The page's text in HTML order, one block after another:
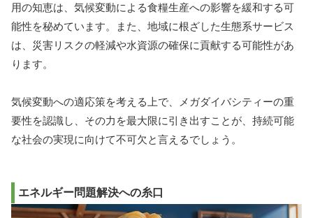
用の知恵は、気候変動による食糧生産への影響を緩和する可
能性を秘めています。また、地域に根ざした生態系サービス
は、災害リスクの軽減や水資源の確保に貢献する可能性があ
ります。
気候変動への適応策を考える上で、メガダイバシティーの重
要性を認識し、その力を最大限に引き出すことが、持続可能
な社会の実現に向けて不可欠と言えるでしょう。
エネルギー問題解決への糸口